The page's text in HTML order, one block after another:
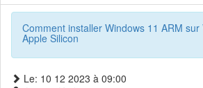
Comment installer Windows 11 ARM
Apple Silicon
Le: 10 12 2023 à 09:00